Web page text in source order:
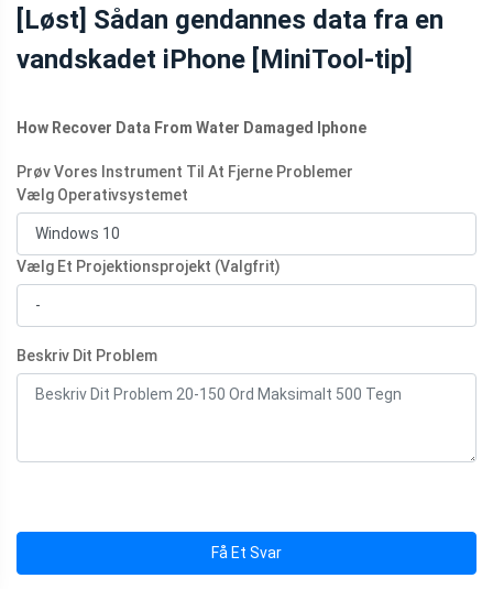
[Løst] Sådan gendannes data fra en
vandskadet iPhone [MiniTool-tip]
How Recover Data From Water Damaged Iphone
Prøv Vores Instrument Til At Fjerne Problemer
Vælg Operativsystemet
Vælg Et Projektionsprojekt (Valgfrit)
Beskriv Dit Problem
Få Et Svar